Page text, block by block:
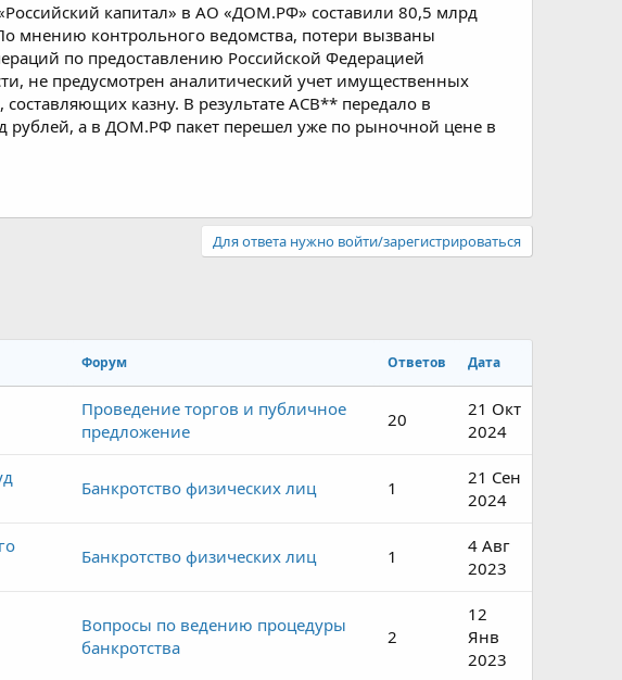
капитал» в АО «ДОМ.РФ» составили 80,5 млрд
мнению контрольного ведомства, потери вызваны
по предоставлению Российской Федерацией
не предусмотрен аналитический учет имущественных
казну. В результате АСВ** передало в
рублей, а в ДОМ.РФ пакет перешел уже по рыночной цене в
Для ответа нужно войти/зарегистрироваться
Форум Ответов Дата
Проведение торгов и публичное
предложение
20
21 Окт
2024
Банкротство физических лиц 1
21 Сен
2024
Банкротство физических лиц 1
4 Авг
2023
Вопросы по ведению процедуры
банкротства
2
12
Янв
2023